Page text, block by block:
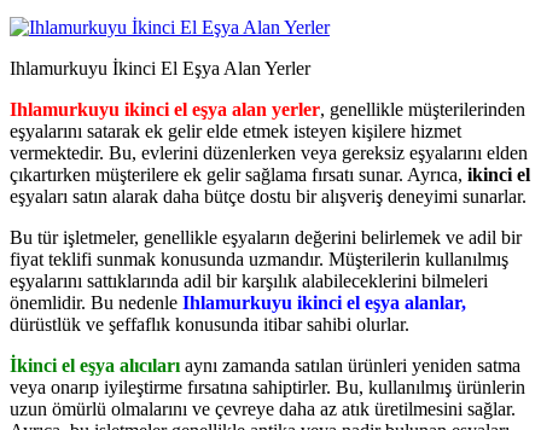
Ihlamurkuyu İkinci El Eşya Alan Yerler
Ihlamurkuyu ikinci el eşya alan yerler, genellikle müşterilerinden
eşyalarını satarak ek gelir elde etmek isteyen kişilere hizmet
vermektedir. Bu, evlerini düzenlerken veya gereksiz eşyalarını elden
çıkartırken müşterilere ek gelir sağlama fırsatı sunar. Ayrıca, ikinci el
eşyaları satın alarak daha bütçe dostu bir alışveriş deneyimi sunarlar.
Bu tür işletmeler, genellikle eşyaların değerini belirlemek ve adil bir
fiyat teklifi sunmak konusunda uzmandır. Müşterilerin kullanılmış
eşyalarını sattıklarında adil bir karşılık alabileceklerini bilmeleri
önemlidir. Bu nedenle Ihlamurkuyu ikinci el eşya alanlar,
dürüstlük ve şeffaflık konusunda itibar sahibi olurlar.
İkinci el eşya alıcıları aynı zamanda satılan ürünleri yeniden satma
veya onarıp iyileştirme fırsatına sahiptirler. Bu, kullanılmış ürünlerin
uzun ömürlü olmalarını ve çevreye daha az atık üretilmesini sağlar.